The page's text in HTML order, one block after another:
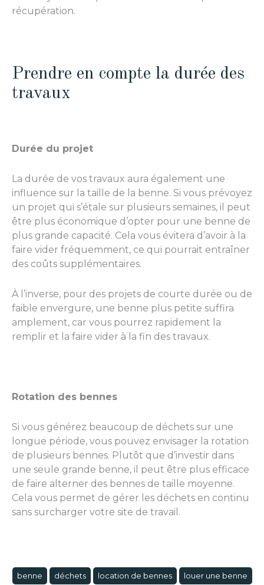
récupération.
Prendre en compte la durée des
travaux
Durée du projet
La durée de vos travaux aura également une
influence sur la taille de la benne. Si vous prévoyez
un projet qui s’étale sur plusieurs semaines, il peut
être plus économique d’opter pour une benne de
plus grande capacité. Cela vous évitera d’avoir à la
faire vider fréquemment, ce qui pourrait entraîner
des coûts supplémentaires.
À l’inverse, pour des projets de courte durée ou de
faible envergure, une benne plus petite suffira
amplement, car vous pourrez rapidement la
remplir et la faire vider à la fin des travaux.
Rotation des bennes
Si vous générez beaucoup de déchets sur une
longue période, vous pouvez envisager la rotation
de plusieurs bennes. Plutôt que d’investir dans
une seule grande benne, il peut être plus efficace
de faire alterner des bennes de taille moyenne.
Cela vous permet de gérer les déchets en continu
sans surcharger votre site de travail.
benne déchets location de bennes louer une benne